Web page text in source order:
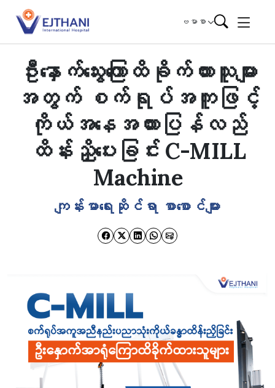
Skip to content
ဗမာစာ
ဦးနှောက်သွေးကြောထိခိုက်ထားသူများ
အတွက် စက်ရုပ်အကူဖြင့်
ကိုယ်အနေအထားပြန်လည်
ထိန်းညှိပေးခြင်း C-MILL
Machine
ကျန်းမာရေးဆိုင်ရာ စာစောင်များ